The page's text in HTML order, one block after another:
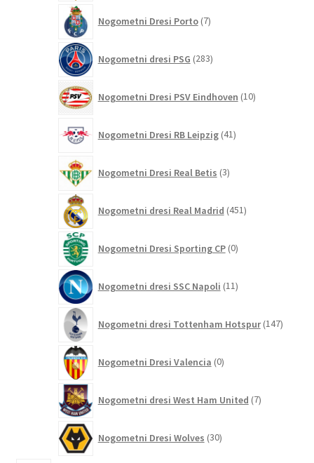
Nogometni Dresi Porto 7izdelkov
Nogometni dresi PSG 283izdelkov
Nogometni Dresi PSV Eindhoven 10izdelkov
Nogometni Dresi RB Leipzig 41izdelkov
Nogometni Dresi Real Betis 3izdelki
Nogometni dresi Real Madrid 451izdelkov
Nogometni Dresi Sporting CP 0izdelkov
Nogometni dresi SSC Napoli 11izdelkov
Nogometni dresi Tottenham Hotspur 147
Nogometni Dresi Valencia 0izdelkov
Nogometni dresi West Ham United 7izdelkov
Nogometni Dresi Wolves 30izdelkov